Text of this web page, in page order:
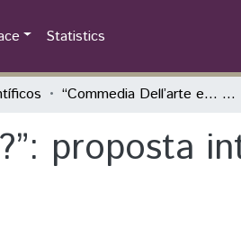
Statistics
“Commedia Dell’arte e... música?”: proposta interdisciplinar voltada para o ensino da arte
proposta